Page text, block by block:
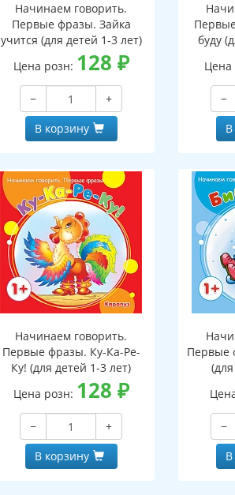
Начинаем говорить.
Первые фразы. Зайка
учится (для детей 1-3 лет)
Цена розн: 128 ₽
−
+
В корзину
буду
Цена
−
В
Начинаем говорить.
Первые фразы. Ку-Ка-Ре-
Ку! (для детей 1-3 лет)
Цена розн: 128 ₽
−
+
В корзину
Первые
−
В